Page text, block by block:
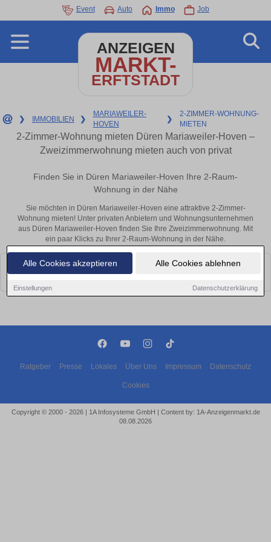
Alle Cookies akzeptieren Alle Cookies ablehnen
Einstellungen Datenschutzerklärung
Event Auto Immo Job
ANZEIGEN
MARKT-
ERFTSTADT
❯ IMMOBILIEN ❯
MARIAWEILER-
HOVEN
❯
2-ZIMMER-WOHNUNG-
MIETEN
2-Zimmer-Wohnung mieten Düren Mariaweiler-Hoven –
Zweizimmerwohnung mieten auch von privat
Finden Sie in Düren Mariaweiler-Hoven Ihre 2-Raum-
Wohnung in der Nähe
Sie möchten in Düren Mariaweiler-Hoven eine attraktive 2-Zimmer-
Wohnung mieten! Unter privaten Anbietern und Wohnungsunternehmen
aus Düren Mariaweiler-Hoven finden Sie Ihre Zweizimmerwohnung. Mit
ein paar Klicks zu Ihrer 2-Raum-Wohnung in der Nähe.
Leider konnten wir derzeit keine passenden Objekte finden. Schauen Sie
Ratgeber Presse Lokales Über Uns Impressum Datenschutz
Cookies
Copyright © 2000 - 2026 | 1A Infosysteme GmbH | Content by: 1A-Anzeigenmarkt.de
08.08.2026